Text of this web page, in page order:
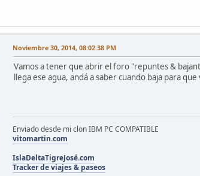
Noviembre 30, 2014, 08:02:38 PM
Vamos a tener que abrir el foro "repuntes &
llega ese agua, andá a saber cuando baja para
Enviado desde mi clon IBM PC COMPATIBLE
vitomartin.com
IslaDeltaTigreJosé.com
Tracker de viajes & paseos